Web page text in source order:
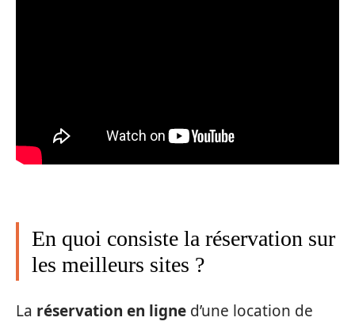
En quoi consiste la réservation sur
les meilleurs sites ?
La réservation en ligne d’une location de